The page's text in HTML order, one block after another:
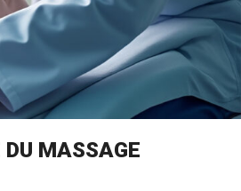
DU MASSAGE